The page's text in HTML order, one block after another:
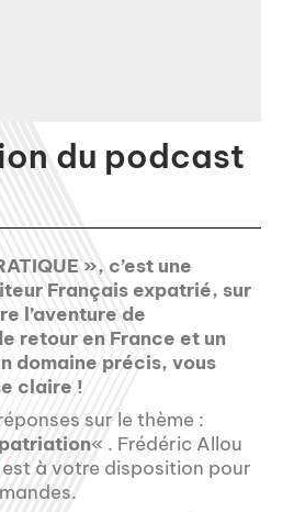
du podcast
», c’est une
Français expatrié, sur
l’aventure de
retour en France et un
domaine précis, vous
claire !
sur le thème :
« . Frédéric Allou
est à votre disposition pour